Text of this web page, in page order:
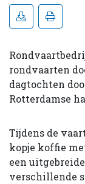
rondvaarten
dagtochten
Rotterdamse
Tijdens de
kopje koffie
een
verschillende